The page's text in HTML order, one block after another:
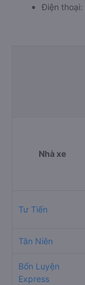
Điện thoại:
Nhà xe
Tư Tiến
Tân Niên
Bốn Luyện
Express